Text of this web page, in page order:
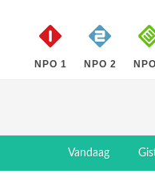
NPO 1 NPO 2
Vandaag